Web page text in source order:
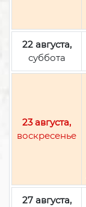
22 августа,
суббота
23 августа,
воскресенье
27 августа,